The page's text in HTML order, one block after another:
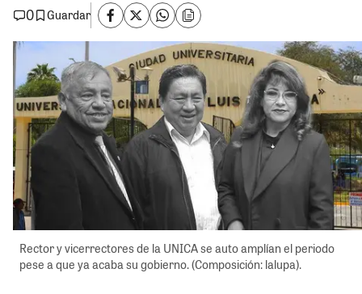
0
Guardar
Rector y vicerrectores de la UNICA se auto amplían el periodo
pese a que ya acaba su gobierno. (Composición: lalupa).